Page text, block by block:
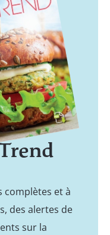
complètes et à
des alertes de
sur la